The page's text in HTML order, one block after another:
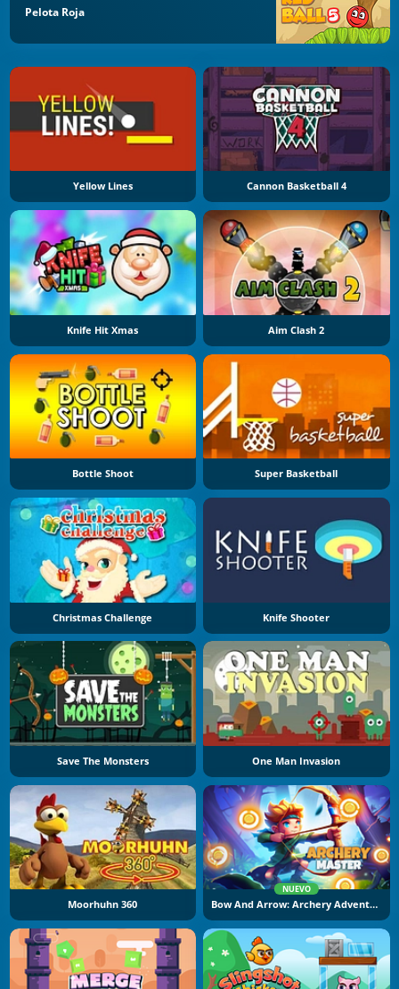
Pelota Roja
Yellow Lines Cannon Basketball 4
Knife Hit Xmas Aim Clash 2
Bottle Shoot Super Basketball
Christmas Challenge Knife Shooter
Save The Monsters One Man Invasion
Moorhuhn 360
NUEVO
Bow And Arrow: Archery Adventure